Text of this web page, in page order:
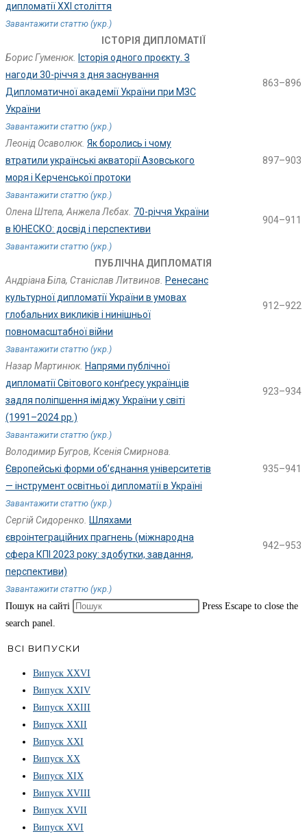
дипломатії ХХІ століття
Завантажити статтю (укр.)
ІСТОРІЯ ДИПЛОМАТІЇ
Борис Гуменюк. Історія одного проєкту. З
нагоди 30-річчя з дня заснування
Дипломатичної академії України при МЗС
України
863–896
Завантажити статтю (укр.)
Леонід Осаволюк. Як боролись і чому
втратили українські акваторії Азовського
моря і Керченської протоки
897–903
Завантажити статтю (укр.)
Олена Штепа, Анжела Лєбах. 70-річчя України
в ЮНЕСКО: досвід і перспективи
904–911
Завантажити статтю (укр.)
ПУБЛІЧНА ДИПЛОМАТІЯ
Андріана Біла, Станіслав Литвинов. Ренесанс
культурної дипломатії України в умовах
глобальних викликів і нинішньої
повномасштабної війни
912–922
Завантажити статтю (укр.)
Назар Мартинюк. Напрями публічної
дипломатії Світового конґресу українців
задля поліпшення іміджу України у світі
(1991–2024 рр.)
923–934
Завантажити статтю (укр.)
Володимир Бугров, Ксенія Смирнова.
Європейські форми об’єднання університетів
— інструмент освітньої дипломатії в Україні
935–941
Завантажити статтю (укр.)
Сергій Сидоренко. Шляхами
євроінтеграційних прагнень (міжнародна
сфера КПІ 2023 року: здобутки, завдання,
перспективи)
942–953
Завантажити статтю (укр.)
Пошук на сайті
Press Escape to close the
search panel.
ВСІ ВИПУСКИ
Випуск ХХVІ
Випуск XXIV
Випуск XXIII
Випуск XXII
Випуск XXI
Випуск XX
Випуск XIX
Випуск XVIII
Випуск XVII
Випуск XVI